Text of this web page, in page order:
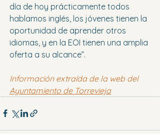
día de hoy prácticamente todos
hablamos inglés, los jóvenes tienen la
oportunidad de aprender otros
idiomas, y en la EOI tienen una amplia
oferta a su alcance”.
Información extraída de la web del
Ayuntamiento de Torrevieja